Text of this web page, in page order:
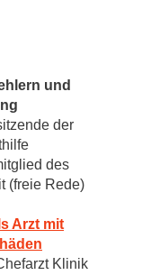
und
der
des
(freie Rede)
Arzt mit
Klinik